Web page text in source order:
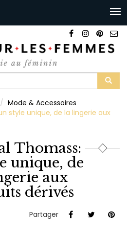
Mode & Accessoires
style unique, de la lingerie aux
Thomass:
unique, de
aux
dérivés
Partager